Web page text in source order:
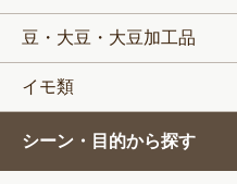
豆・大豆・大豆加工品
イモ類
シーン・目的から探す